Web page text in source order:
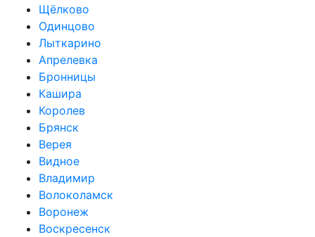
Щёлково
Одинцово
Лыткарино
Апрелевка
Бронницы
Кашира
Королев
Брянск
Верея
Видное
Владимир
Волоколамск
Воронеж
Воскресенск